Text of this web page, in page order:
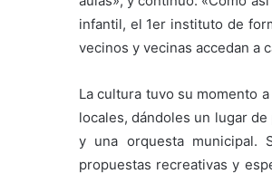
infantil, el 1er instituto de
vecinos y vecinas accedan a
La cultura tuvo su momento
locales, dándoles un lugar
y una orquesta municipal.
propuestas recreativas y